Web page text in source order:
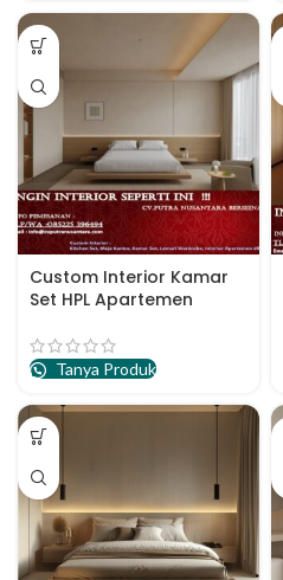
Custom Interior Kamar
Set HPL Apartemen
Tanya Produk